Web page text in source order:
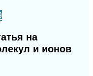
на
и ионов